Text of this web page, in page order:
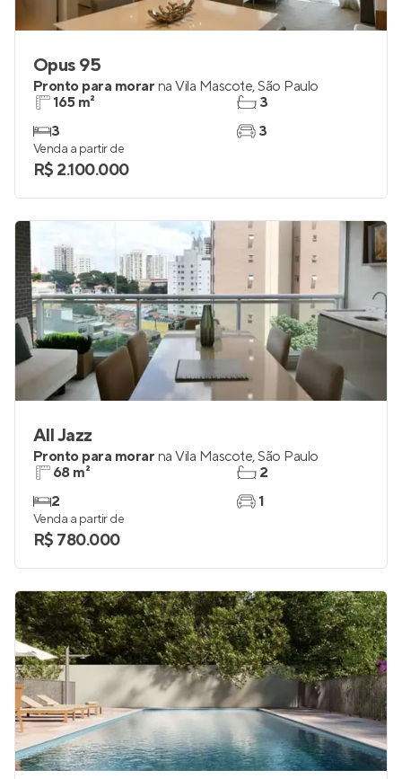
Opus 95
Pronto para morar na Vila Mascote,São Paulo
165 m²
3
3
3
Venda a partir de
R$ 2.100.000
All Jazz
Pronto para morar na Vila Mascote,São Paulo
68 m²
2
2
1
Venda a partir de
R$ 780.000